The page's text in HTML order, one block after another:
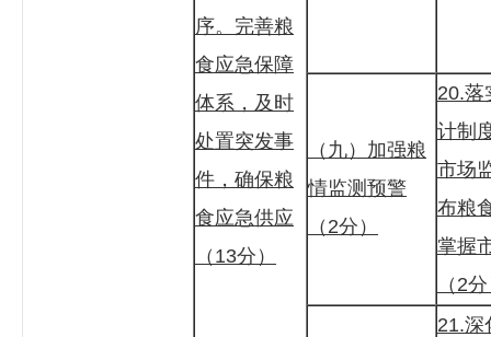
序。完善粮
食应急保障
体系，及时
处置突发事
件，确保粮
食应急供应
（13分）
（九）加强粮
情监测预警
（2分）
20.落
计制
市场
布粮
掌握
（2
21.深